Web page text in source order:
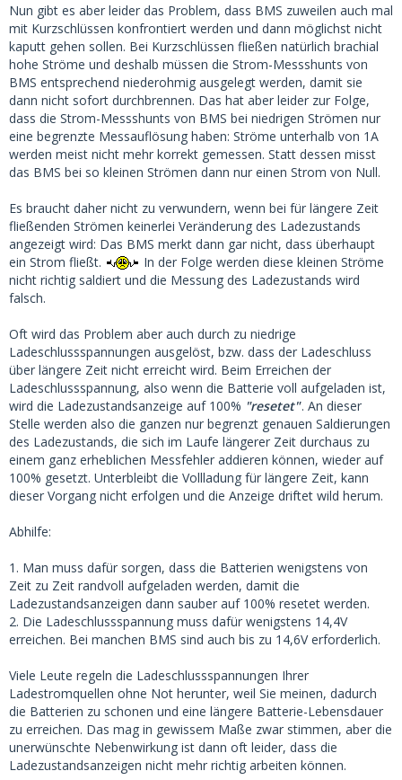
Nun gibt es aber leider das Problem, dass BMS zuweilen auch mal
mit Kurzschlüssen konfrontiert werden und dann möglichst nicht
kaputt gehen sollen. Bei Kurzschlüssen fließen natürlich brachial
hohe Ströme und deshalb müssen die Strom-Messshunts von
BMS entsprechend niederohmig ausgelegt werden, damit sie
dann nicht sofort durchbrennen. Das hat aber leider zur Folge,
dass die Strom-Messshunts von BMS bei niedrigen Strömen nur
eine begrenzte Messauflösung haben: Ströme unterhalb von 1A
werden meist nicht mehr korrekt gemessen. Statt dessen misst
das BMS bei so kleinen Strömen dann nur einen Strom von Null.
Es braucht daher nicht zu verwundern, wenn bei für längere Zeit
fließenden Strömen keinerlei Veränderung des Ladezustands
angezeigt wird: Das BMS merkt dann gar nicht, dass überhaupt
ein Strom fließt.
In der Folge werden diese kleinen Ströme
nicht richtig saldiert und die Messung des Ladezustands wird
falsch.
Oft wird das Problem aber auch durch zu niedrige
Ladeschlussspannungen ausgelöst, bzw. dass der Ladeschluss
über längere Zeit nicht erreicht wird. Beim Erreichen der
Ladeschlussspannung, also wenn die Batterie voll aufgeladen ist,
wird die Ladezustandsanzeige auf 100% "resetet". An dieser
Stelle werden also die ganzen nur begrenzt genauen Saldierungen
des Ladezustands, die sich im Laufe längerer Zeit durchaus zu
einem ganz erheblichen Messfehler addieren können, wieder auf
100% gesetzt. Unterbleibt die Vollladung für längere Zeit, kann
dieser Vorgang nicht erfolgen und die Anzeige driftet wild herum.
Abhilfe:
1. Man muss dafür sorgen, dass die Batterien wenigstens von
Zeit zu Zeit randvoll aufgeladen werden, damit die
Ladezustandsanzeigen dann sauber auf 100% resetet werden.
2. Die Ladeschlussspannung muss dafür wenigstens 14,4V
erreichen. Bei manchen BMS sind auch bis zu 14,6V erforderlich.
Viele Leute regeln die Ladeschlussspannungen Ihrer
Ladestromquellen ohne Not herunter, weil Sie meinen, dadurch
die Batterien zu schonen und eine längere Batterie-Lebensdauer
zu erreichen. Das mag in gewissem Maße zwar stimmen, aber die
unerwünschte Nebenwirkung ist dann oft leider, dass die
Ladezustandsanzeigen nicht mehr richtig arbeiten können.